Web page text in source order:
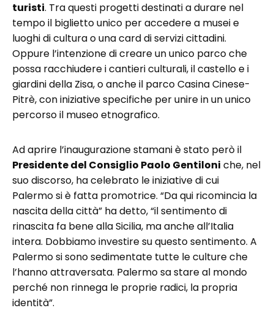
turisti. Tra questi progetti destinati a durare nel
tempo il biglietto unico per accedere a musei e
luoghi di cultura o una card di servizi cittadini.
Oppure l’intenzione di creare un unico parco che
possa racchiudere i cantieri culturali, il castello e i
giardini della Zisa, o anche il parco Casina Cinese-
Pitrè, con iniziative specifiche per unire in un unico
percorso il museo etnografico.
Ad aprire l’inaugurazione stamani è stato però il
Presidente del Consiglio Paolo Gentiloni che, nel
suo discorso, ha celebrato le iniziative di cui
Palermo si è fatta promotrice. “Da qui ricomincia la
nascita della città” ha detto, “il sentimento di
rinascita fa bene alla Sicilia, ma anche all’Italia
intera. Dobbiamo investire su questo sentimento. A
Palermo si sono sedimentate tutte le culture che
l’hanno attraversata. Palermo sa stare al mondo
perché non rinnega le proprie radici, la propria
identità”.